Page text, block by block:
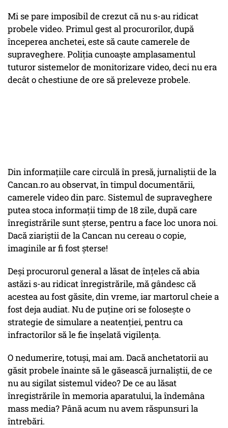
Mi se pare imposibil de crezut că nu s-au ridicat
probele video. Primul gest al procurorilor, după
începerea anchetei, este să caute camerele de
supraveghere. Poliția cunoaște amplasamentul
tuturor sistemelor de monitorizare video, deci nu era
decât o chestiune de ore să preleveze probele.
Din informațiile care circulă în presă, jurnaliștii de la
Cancan.ro au observat, în timpul documentării,
camerele video din parc. Sistemul de supraveghere
putea stoca informații timp de 18 zile, după care
înregistrările sunt șterse, pentru a face loc unora noi.
Dacă ziariștii de la Cancan nu cereau o copie,
imaginile ar fi fost șterse!
Deși procurorul general a lăsat de înțeles că abia
astăzi s-au ridicat înregistrările, mă gândesc că
acestea au fost găsite, din vreme, iar martorul cheie a
fost deja audiat. Nu de puține ori se folosește o
strategie de simulare a neatenției, pentru ca
infractorilor să le fie înșelată vigilența.
O nedumerire, totuși, mai am. Dacă anchetatorii au
găsit probele înainte să le găsească jurnaliștii, de ce
nu au sigilat sistemul video? De ce au lăsat
înregistrările în memoria aparatului, la îndemâna
mass media? Până acum nu avem răspunsuri la
întrebări.